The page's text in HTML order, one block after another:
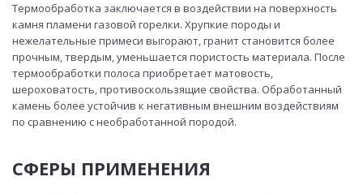
Термообработка заключается в воздействии на поверхность
камня пламени газовой горелки. Хрупкие породы и
нежелательные примеси выгорают, гранит становится более
прочным, твердым, уменьшается пористость материала. После
термообработки полоса приобретает матовость,
шероховатость, противоскользящие свойства. Обработанный
камень более устойчив к негативным внешним воздействиям
по сравнению с необработанной породой.
СФЕРЫ ПРИМЕНЕНИЯ